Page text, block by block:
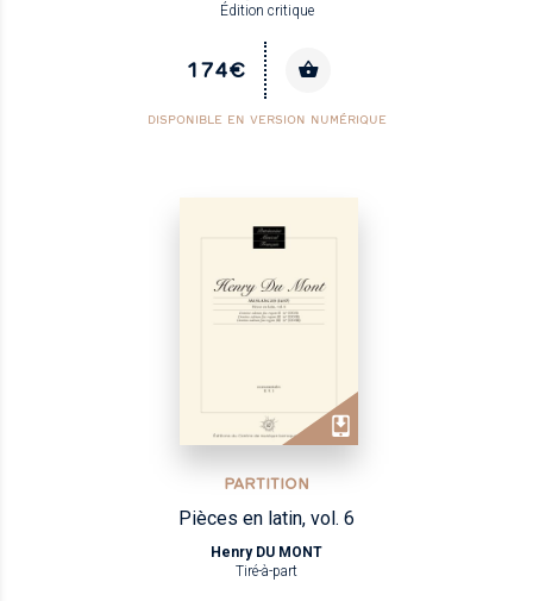
Édition critique
174€
DISPONIBLE EN VERSION NUMÉRIQUE
PARTITION
Pièces en latin, vol. 6
Henry DU MONT
Tiré-à-part